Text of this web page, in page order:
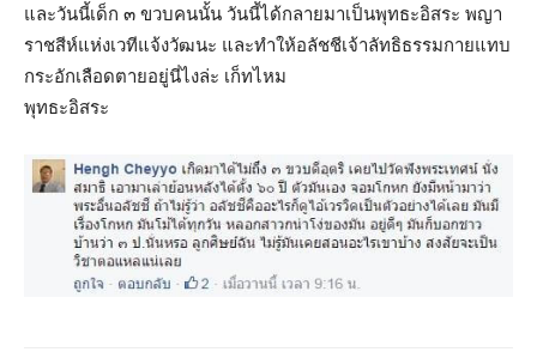
และวันนี้เด็ก ๓ ขวบคนนั้น วันนี้ได้กลายมาเป็นพุทธะอิสระ พญา
ราชสีห์แห่งเวทีแจ้งวัฒนะ และทำให้อลัชชีเจ้าลัทธิธรรมกายแทบ
กระอักเลือดตายอยู่นี่ไงล่ะ เก็ทไหม
พุทธะอิสระ